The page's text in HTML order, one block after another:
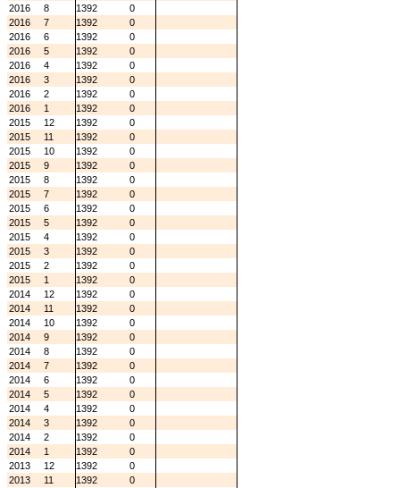
2016
8 1392
0
2016
7 1392
0
2016
6 1392
0
2016
5 1392
0
2016
4 1392
0
2016
3 1392
0
2016
2 1392
0
2016
1 1392
0
2015
12 1392
0
2015
11 1392
0
2015
10 1392
0
2015
9 1392
0
2015
8 1392
0
2015
7 1392
0
2015
6 1392
0
2015
5 1392
0
2015
4 1392
0
2015
3 1392
0
2015
2 1392
0
2015
1 1392
0
2014
12 1392
0
2014
11 1392
0
2014
10 1392
0
2014
9 1392
0
2014
8 1392
0
2014
7 1392
0
2014
6 1392
0
2014
5 1392
0
2014
4 1392
0
2014
3 1392
0
2014
2 1392
0
2014
1 1392
0
2013
12 1392
0
2013
11 1392
0